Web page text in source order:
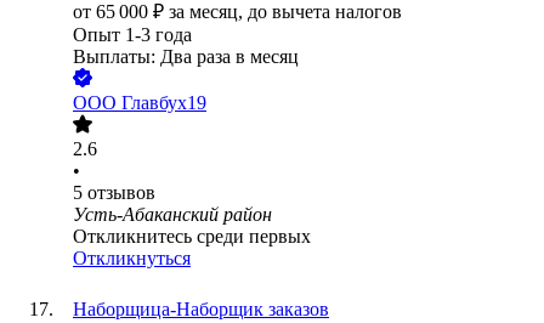
от 65 000 ₽ за месяц, до вычета налогов
Опыт 1-3 года
Выплаты: Два раза в месяц
ООО Главбух19
2.6
•
5 отзывов
Усть-Абаканский район
Откликнитесь среди первых
Откликнуться
Наборщица-Наборщик заказов